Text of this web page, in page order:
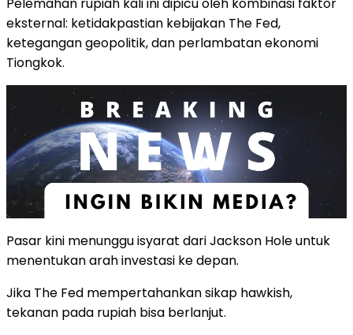
eksternal: ketidakpastian kebijakan The Fed,
ketegangan geopolitik, dan perlambatan ekonomi
Tiongkok.
Pasar kini menunggu isyarat dari Jackson Hole untuk
menentukan arah investasi ke depan.
Jika The Fed mempertahankan sikap hawkish,
tekanan pada rupiah bisa berlanjut.